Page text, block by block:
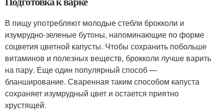
В пищу употребляют молодые стебли брокколи и
изумрудно-зеленые бутоны, напоминающие по форме
соцветия цветной капусты. Чтобы сохранить побольше
витаминов и полезных веществ, брокколи лучше варить
на пару. Еще один популярный способ —
бланширование. Сваренная таким способом капуста
сохраняет изумрудный цвет и остается приятно
хрустящей.